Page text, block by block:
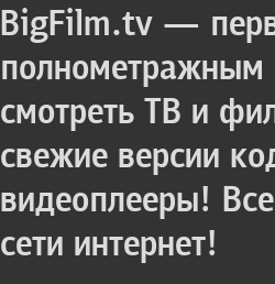
BigFilm.tv —
полнометражным
смотреть ТВ и
свежие версии
видеоплееры!
сети интернет!